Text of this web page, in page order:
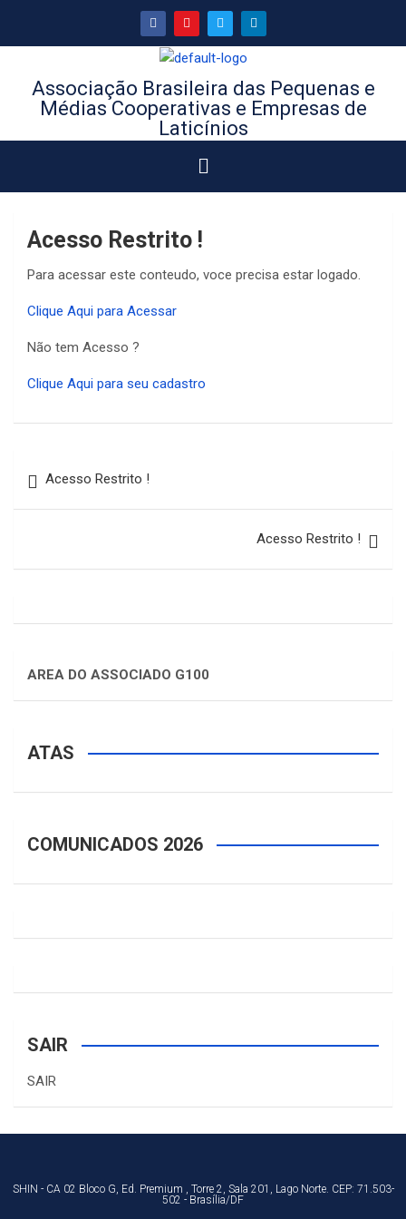
Associação Brasileira das Pequenas e
Médias Cooperativas e Empresas de
Laticínios
Acesso Restrito !
Para acessar este conteudo, voce precisa estar logado.
Clique Aqui para Acessar
Não tem Acesso ?
Clique Aqui para seu cadastro
Acesso Restrito !
Acesso Restrito !
AREA DO ASSOCIADO G100
ATAS
COMUNICADOS 2026
SAIR
SAIR
SHIN - CA 02 Bloco G, Ed. Premium , Torre 2, Sala 201, Lago Norte. CEP: 71.503-
502 - Brasília/DF